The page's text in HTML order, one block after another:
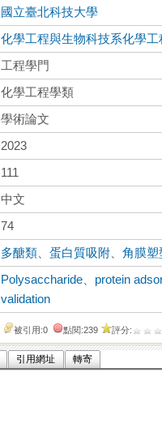
國立臺北科技大學
化學工程與生物科技系化學工
工程學門
化學工程學類
學術論文
2023
111
中文
74
多醣類 、蛋白質吸附 、角膜塑
Polysaccharide protein
validation
被引用:0 點閱:239 評分:
引用網址 轉寄